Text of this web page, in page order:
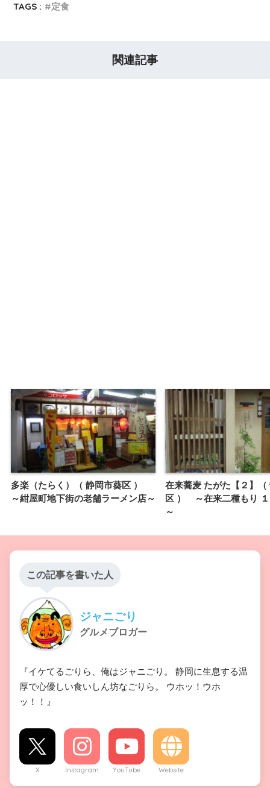
TAGS :
定食
関連記事
多楽（たらく）（ 静岡市葵区 ）
～紺屋町地下街の老舗ラーメン店～
在来蕎麦 たがた【２】（
区 ） ～在来二種もり
～
この記事を書いた人
ジャニごり
グルメブロガー
『イケてるごりら、俺はジャニごり。 静岡に生息する温
厚で心優しい食いしん坊なごりら。 ウホッ！ウホ
ッ！！』
X Instagram YouTube Website